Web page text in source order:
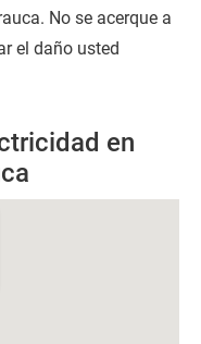
No se acerque a
el daño usted
en